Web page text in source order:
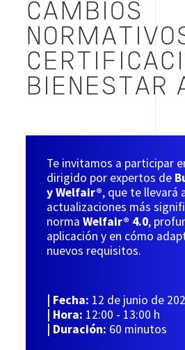
CAMBIOS
BIENESTAR
Te invitamos a participar
dirigido por expertos de
y Welfair®, que te llevará
actualizaciones más
normaWelfair® 4.0,
aplicación y en cómo
nuevos requisitos.
| Fecha: 12 de junio de
| Hora: 12:00 - 13:00 h
| Duración: 60 minutos